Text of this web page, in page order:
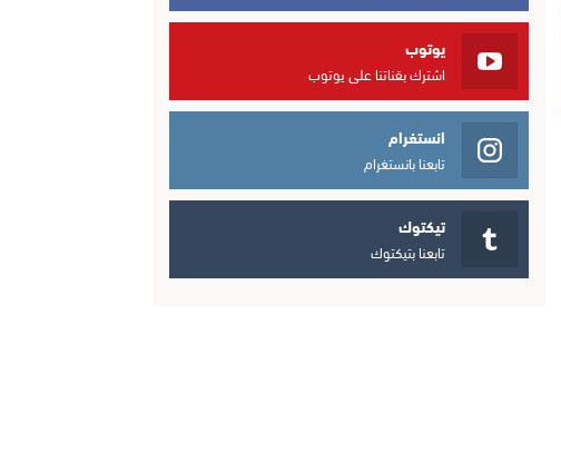
يوتوب
اشترك بقناتنا على يوتوب
انستغرام
تابعنا بانستغرام
تيكتوك
تابعنا بتيكتوك